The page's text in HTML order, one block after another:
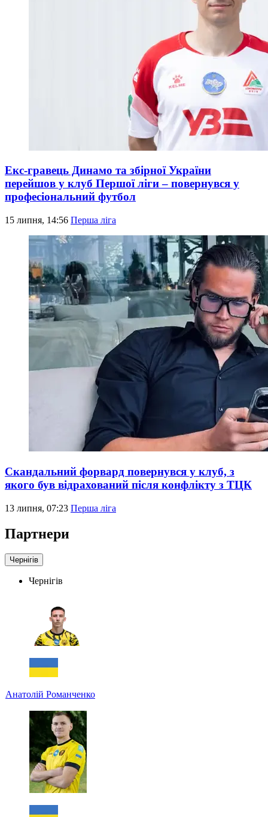
Екс-гравець Динамо та збірної України
перейшов у клуб Першої ліги – повернувся у
професіональний футбол
15 липня, 14:56 Перша ліга
Скандальний форвард повернувся у клуб, з
якого був відрахований після конфлікту з ТЦК
13 липня, 07:23 Перша ліга
Партнери
Чернігів
Чернігів
Анатолій Романченко